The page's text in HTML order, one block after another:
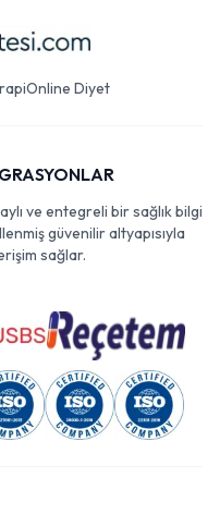
Online Diyet
ve entegreli bir sağlık bilgi
güvenilir altyapısıyla
sağlar.